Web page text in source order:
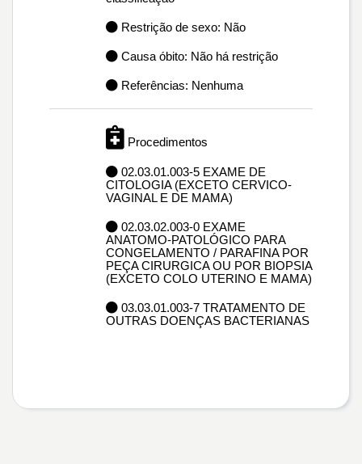
Restrição de sexo: Não
Causa óbito: Não há restrição
Referências: Nenhuma
Procedimentos
02.03.01.003-5 EXAME DE
CITOLOGIA (EXCETO CERVICO-
VAGINAL E DE MAMA)
02.03.02.003-0 EXAME
ANATOMO-PATOLÓGICO PARA
CONGELAMENTO / PARAFINA POR
PEÇA CIRURGICA OU POR BIOPSIA
(EXCETO COLO UTERINO E MAMA)
03.03.01.003-7 TRATAMENTO DE
OUTRAS DOENÇAS BACTERIANAS